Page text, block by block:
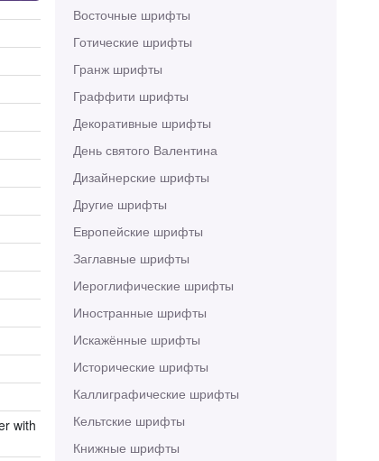
Восточные шрифты
Готические шрифты
Гранж шрифты
Граффити шрифты
Декоративные шрифты
День святого Валентина
Дизайнерские шрифты
Другие шрифты
Европейские шрифты
Заглавные шрифты
Иероглифические шрифты
Иностранные шрифты
Искажённые шрифты
Исторические шрифты
Каллиграфические шрифты
Кельтские шрифты
Книжные шрифты
with